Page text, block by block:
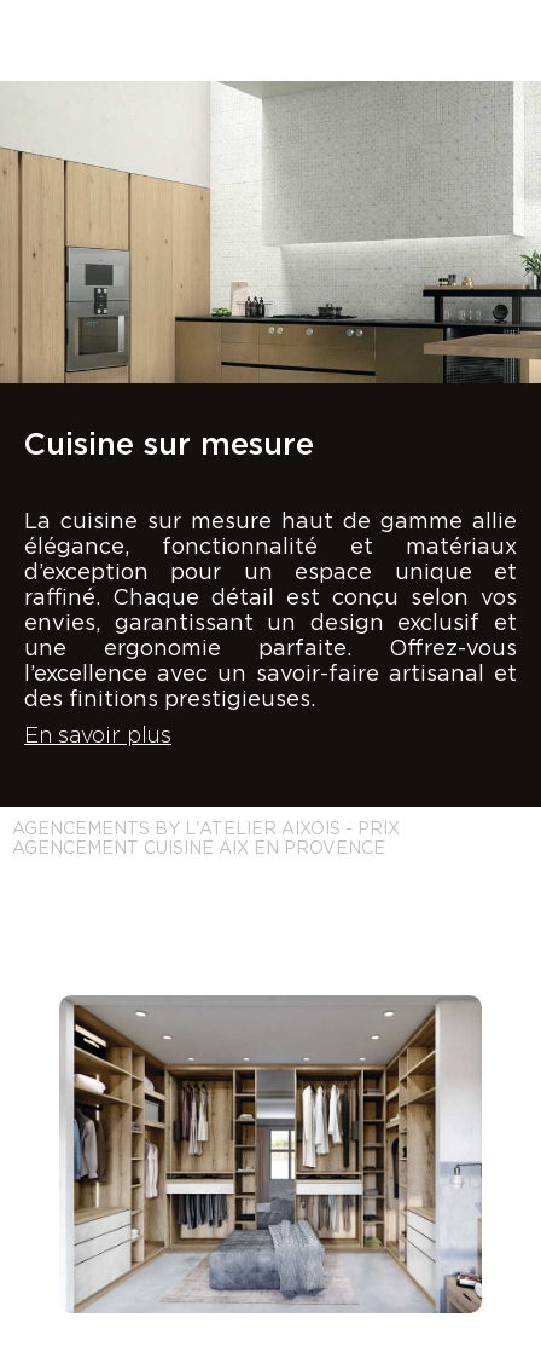
Cuisine sur mesure
La cuisine sur mesure haut de gamme allie
élégance, fonctionnalité et matériaux
d’exception pour un espace unique et
raffiné. Chaque détail est conçu selon vos
envies, garantissant un design exclusif et
une ergonomie parfaite. Offrez-vous
l’excellence avec un savoir-faire artisanal et
des finitions prestigieuses.
En savoir plus
AGENCEMENTS BY L'ATELIER AIXOIS - PRIX
AGENCEMENT CUISINE AIX EN PROVENCE